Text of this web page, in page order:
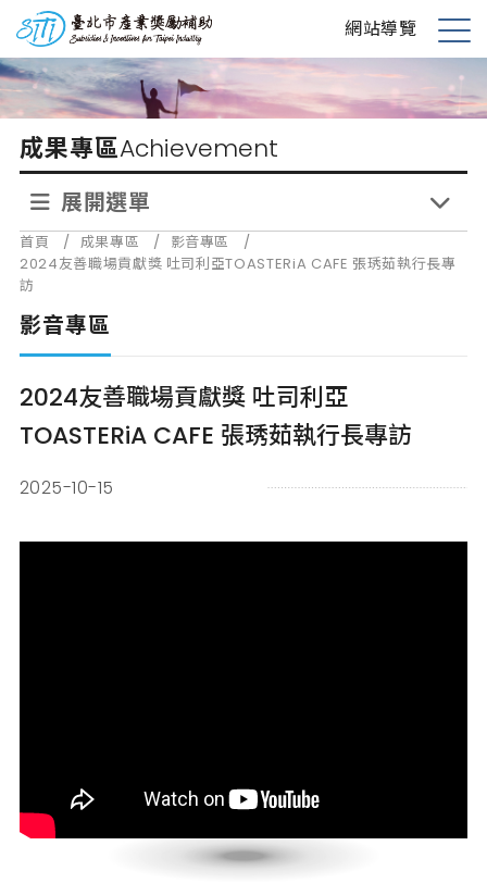
到
主
要
內
台北市產業獎勵補助 網站導覽
展
開
選
單
成果專區Achievement
展開選單
首頁 / 成果專區 / 影音專區
/
2024友善職場貢獻獎 吐司利亞TOASTERiA CAFE 張琇茹執行長專
訪
影音專區
2024友善職場貢獻獎 吐司利亞
TOASTERiA CAFE 張琇茹執行長專訪
2025-10-15